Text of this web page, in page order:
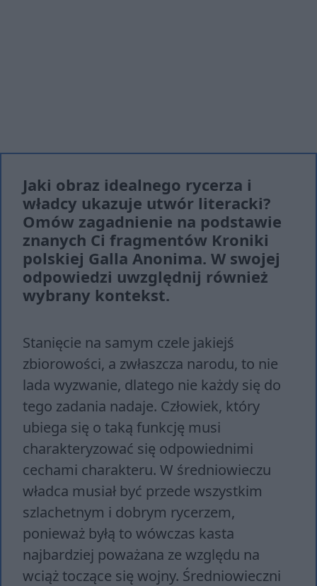
Jaki obraz idealnego rycerza i
władcy ukazuje utwór literacki?
Omów zagadnienie na podstawie
znanych Ci fragmentów Kroniki
polskiej Galla Anonima. W swojej
odpowiedzi uwzględnij również
wybrany kontekst.
Stanięcie na samym czele jakiejś
zbiorowości, a zwłaszcza narodu, to nie
lada wyzwanie, dlatego nie każdy się do
tego zadania nadaje. Człowiek, który
ubiega się o taką funkcję musi
charakteryzować się odpowiednimi
cechami charakteru. W średniowieczu
władca musiał być przede wszystkim
szlachetnym i dobrym rycerzem,
ponieważ byłą to wówczas kasta
najbardziej poważana ze względu na
wciąż toczące się wojny. Średniowieczni